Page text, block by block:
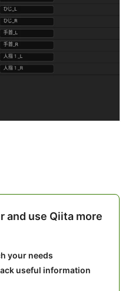
and use Qiita more
your needs
useful information